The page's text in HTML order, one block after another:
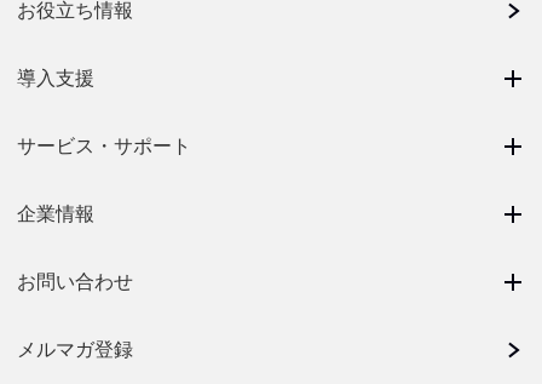
お役立ち情報
導入支援
サービス・サポート
企業情報
お問い合わせ
メルマガ登録